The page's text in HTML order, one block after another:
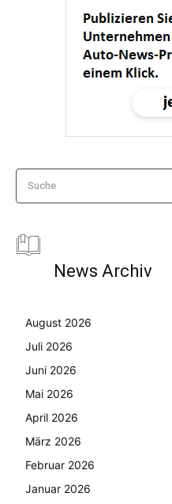
Suche
News Archiv
August 2026
Juli 2026
Juni 2026
Mai 2026
April 2026
März 2026
Februar 2026
Januar 2026